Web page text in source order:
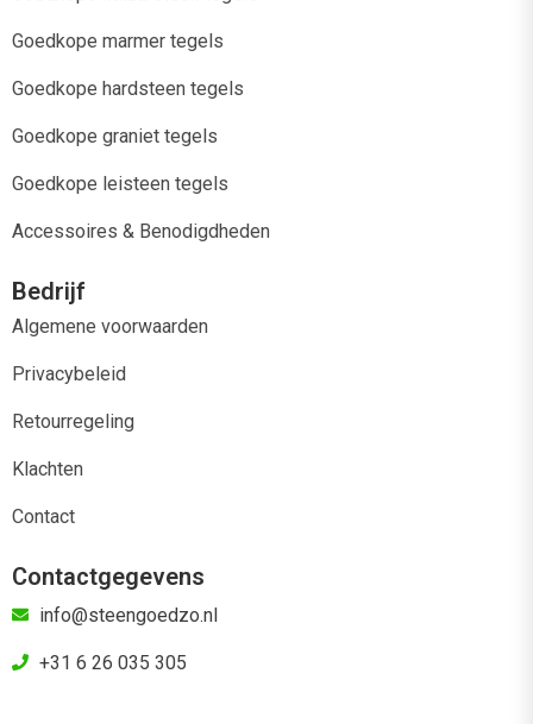
Goedkope marmer tegels
Goedkope hardsteen tegels
Goedkope graniet tegels
Goedkope leisteen tegels
Accessoires & Benodigdheden
Bedrijf
Algemene voorwaarden
Privacybeleid
Retourregeling
Klachten
Contact
Contactgegevens
info@steengoedzo.nl
+31 6 26 035 305